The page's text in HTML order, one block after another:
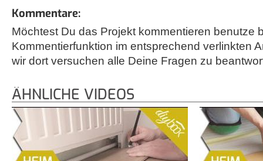
Kommentare:
Möchtest Du das Projekt kommentieren benutze
Kommentierfunktion im entsprechend verlinkten
wir dort versuchen alle Deine Fragen zu
ÄHNLICHE VIDEOS